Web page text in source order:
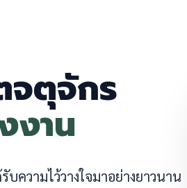
จตุจักร
งาน
ความไว้วางใจมาอย่างยาวนาน